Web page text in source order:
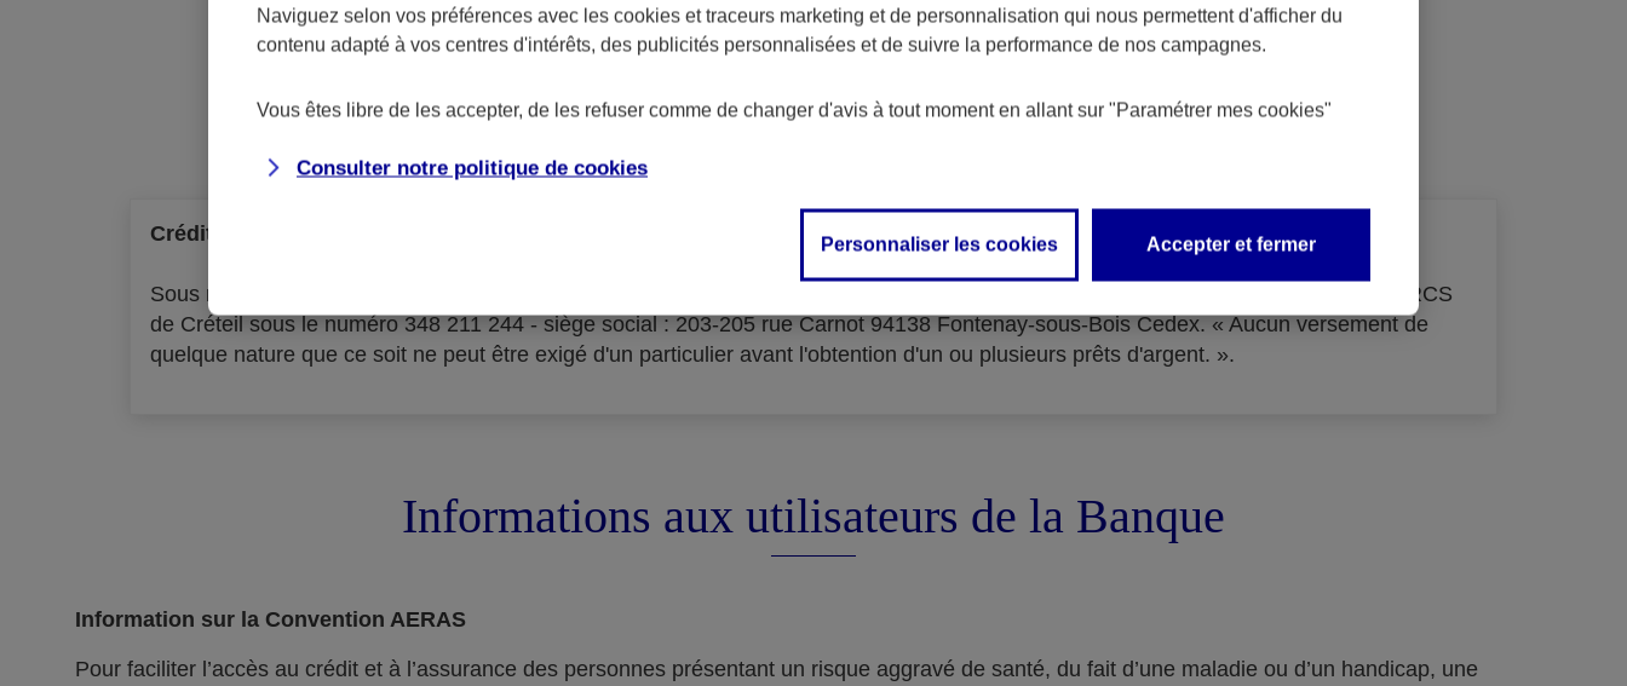
Réserves d'acceptation du crédit
Crédit à la consommation
Sous réserve d'acceptation par l'organisme prêteur : AXA Banque Financement – SA au capital de 33 855 000 € - immatriculée au RCS
de Créteil sous le numéro 348 211 244 - siège social : 203-205 rue Carnot 94138 Fontenay-sous-Bois Cedex. « Aucun versement de
quelque nature que ce soit ne peut être exigé d'un particulier avant l'obtention d'un ou plusieurs prêts d'argent. ».
Informations aux utilisateurs de la Banque
Information sur la Convention AERAS
Pour faciliter l’accès au crédit et à l’assurance des personnes présentant un risque aggravé de santé, du fait d’une maladie ou d’un handicap, une
Naviguez selon vos préférences avec les cookies et traceurs marketing et de personnalisation qui nous permettent d'afficher du
contenu adapté à vos centres d'intérêts, des publicités personnalisées et de suivre la performance de nos campagnes.
Vous êtes libre de les accepter, de les refuser comme de changer d'avis à tout moment en allant sur "Paramétrer mes cookies"
Consulter notre politique de cookies
Personnaliser les cookies Accepter et fermer